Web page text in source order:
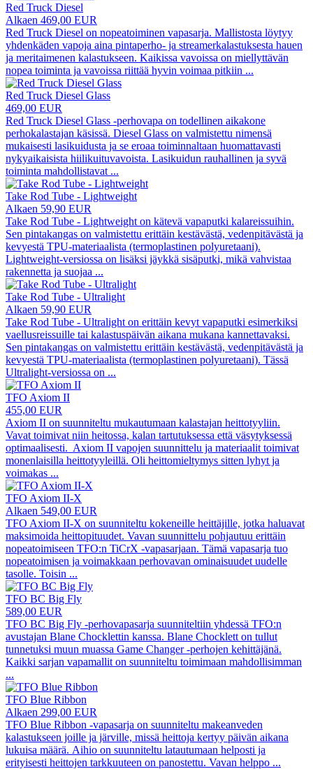
Red Truck Diesel
Alkaen 469,00 EUR
Red Truck Diesel on nopeatoiminen vapasarja. Mallistosta löytyy
yhdenkäden vapoja aina pintaperho- ja streamerkalastuksesta hauen
ja meritaimenen kalastukseen. Kaikissa vavoissa on miellyttävän
nopea toiminta ja vavoissa riittää hyvin voimaa pitkiin ...
Red Truck Diesel Glass
469,00 EUR
Red Truck Diesel Glass -perhovapa on todellinen aikakone
perhokalastajan käsissä. Diesel Glass on valmistettu nimensä
mukaisesti lasikuidusta ja se eroaa toiminnaltaan huomattavasti
nykyaikaisista hiilikuituvavoista. Lasikuidun rauhallinen ja syvä
toiminta mahdollistavat ...
Take Rod Tube - Lightweight
Alkaen 59,90 EUR
Take Rod Tube - Lightweight on kätevä vapaputki kalareissuihin.
Sen pintakangas on valmistettu erittäin kestävästä, vedenpitävästä ja
kevyestä TPU-materiaalista (termoplastinen polyuretaani).
Lightweight-versiossa on lisäksi jäykkä sisäputki, mikä vahvistaa
rakennetta ja suojaa ...
Take Rod Tube - Ultralight
Alkaen 59,90 EUR
Take Rod Tube - Ultralight on erittäin kevyt vapaputki esimerkiksi
vaellusreissuille tai kalastuspäivän aikana mukana kannettavaksi.
Sen pintakangas on valmistettu erittäin kestävästä, vedenpitävästä ja
kevyestä TPU-materiaalista (termoplastinen polyuretaani). Tässä
Ultralight-versiossa on ...
TFO Axiom II
455,00 EUR
Axiom II on suunniteltu mukautumaan kalastajan heittotyyliin.
Vavat toimivat niin heitossa, kalan tartutuksessa että väsytyksessä
optimaalisesti. Axiom II vapojen suunnittelu ja materiaalit toimivat
monenlaisilla heittotyyleillä. Oli heittomieltymys sitten lyhyt ja
voimakas ...
TFO Axiom II-X
Alkaen 549,00 EUR
TFO Axiom II-X on suunniteltu kokeneille heittäjille, jotka haluavat
maksimoida heittopituudet. Vavan suunnittelu pohjautuu erittäin
nopeatoimiseen TFO:n TiCrX -vapasarjaan. Tämä vapasarja tuo
nopeatoimisen ja voimakkaan perhovavan ominaisuudet uudelle
tasolle. Toisin ...
TFO BC Big Fly
589,00 EUR
TFO BC Big Fly -perhovapasarja suunniteltiin yhdessä TFO:n
avustajan Blane Chocklettin kanssa. Blane Chocklett on tullut
tunnetuksi muun muassa Game Changer -perhojen kehittäjänä.
Kaikki sarjan vapamallit on suunniteltu toimimaan mahdollisimman
...
TFO Blue Ribbon
Alkaen 299,00 EUR
TFO Blue Ribbon -vapasarja on suunniteltu makeanveden
kalastukseen joille ja järville, missä heittoja kertyy päivän aikana
lukuisa määrä. Aihio on suunniteltu latautumaan helposti ja
erityisesti heittojen tarkkuuteen on panostettu. Vavan helppo ...